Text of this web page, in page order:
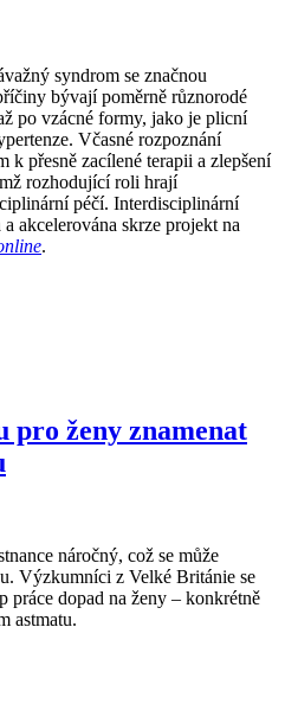
syndrom se značnou
bývají poměrně různorodé
po vzácné formy, jako je plicní
Včasné rozpoznání
k přesně zacílené terapii a zlepšení
rozhodující roli hrají
péčí. Interdisciplinární
akcelerována skrze projekt na
.
pro ženy znamenat
náročný, což se může
Výzkumníci z Velké Británie se
dopad na ženy –⁠ konkrétně
astmatu.